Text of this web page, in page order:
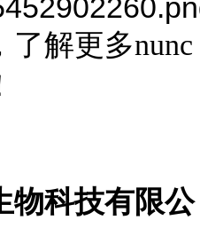
解更多nunc
物科技有限公